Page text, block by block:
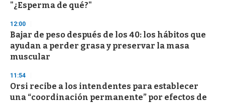
"¿Esperma de qué?"
12:00
Bajar de peso después de los 40: los hábitos que
ayudan a perder grasa y preservar la masa
muscular
11:54
Orsi recibe a los intendentes para establecer
una “coordinación permanente” por efectos de